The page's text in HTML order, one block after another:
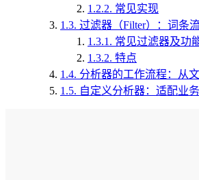
1.2.2. 常见实现
1.3. 过滤器（Filter）：词条
1.3.1. 常见过滤器及功
1.3.2. 特点
1.4. 分析器的工作流程：从
1.5. 自定义分析器：适配业